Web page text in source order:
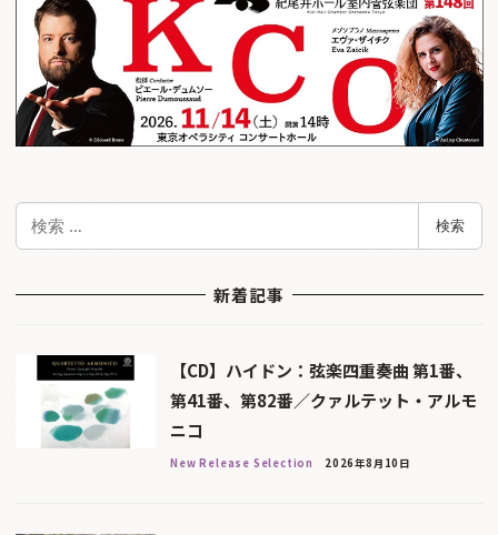
検
検索
新着記事
【CD】ハイドン：弦楽四重奏曲 第1番、
第41番、第82番／クァルテット・アルモ
ニコ
New Release Selection 2026年8月10日